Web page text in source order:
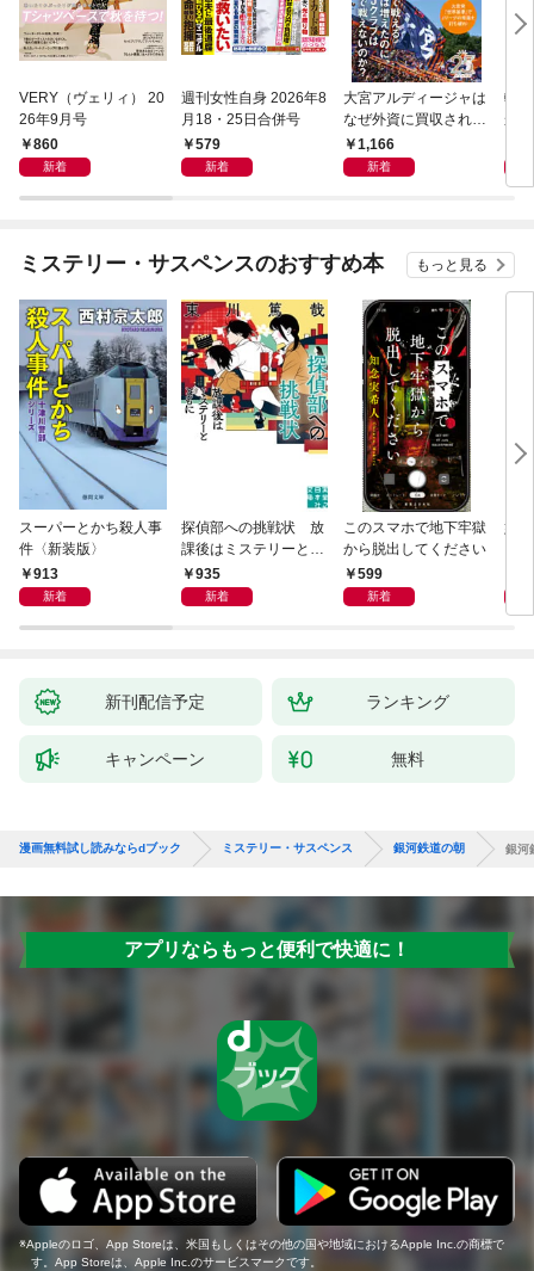
VERY（ヴェリィ） 20
26年9月号
860
新着
週刊女性自身 2026年8
月18・25日合併号
579
新着
大宮アルディージャは
なぜ外資に買収された
のか？～日本サッカー
とスポーツビジネスに
1,166
新着
転
か
ミステリー・サスペンスのおすすめ本 もっと見る
スーパーとかち殺人事
件〈新装版〉
913
新着
探偵部への挑戦状 放
課後はミステリーとと
もに 新装版
935
新着
このスマホで地下牢獄
から脱出してください
599
新着
姐
新刊配信予定 ランキング
キャンペーン 無料
漫画無料試し読みならdブック ミステリー・サスペンス 銀河鉄道の朝 銀河
アプリならもっと便利で快適に！
Appleのロゴ、App Storeは、米国もしくはその他の国や地域におけるApple Inc.の商標で
す。App Storeは、Apple Inc.のサービスマークです。